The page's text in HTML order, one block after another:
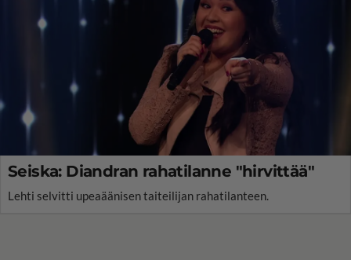
Seiska: Diandran rahatilanne "hirvittää"
Lehti selvitti upeaäänisen taiteilijan rahatilanteen.